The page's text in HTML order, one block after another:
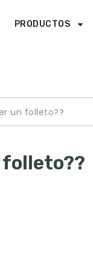
PRODUCTOS
un folleto??
folleto??